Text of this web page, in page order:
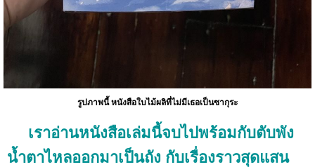
รูปภาพนี้ หนังสือใบไม้ผลิที่ไม่มีเธอเป็นซากุระ
เราอ่านหนังสือเล่มนี้จบไปพร้อมกับตับพัง
น้ำตาไหลออกมาเป็นถัง กับเรื่องราวสุดแสน